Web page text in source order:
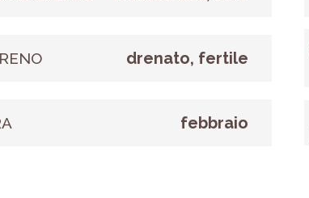
drenato, fertile
febbraio